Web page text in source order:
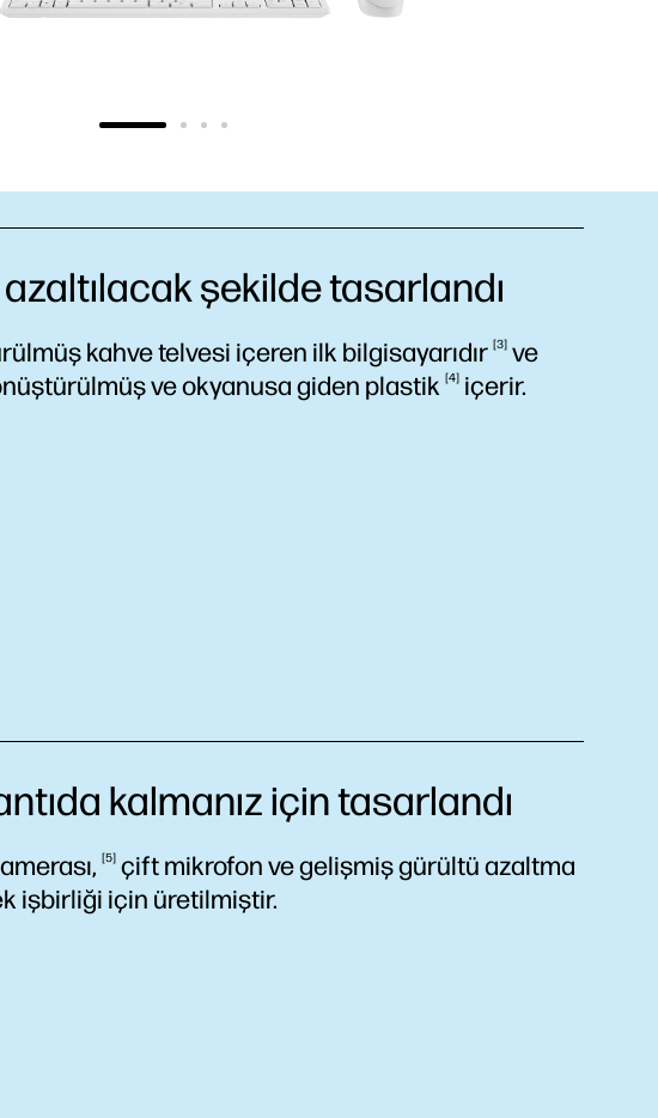
şekilde tasarlandı
kahve telvesi içeren ilk bilgisayarıdır 3 ve
ve okyanusa giden plastik 4 içerir.
kalmanız için tasarlandı
5 çift mikrofon ve gelişmiş gürültü azaltma
işbirliği için üretilmiştir.